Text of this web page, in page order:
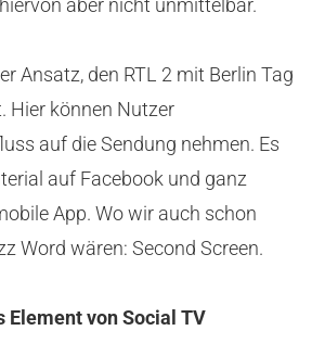
aber nicht unmittelbar.
Ansatz, den RTL 2 mit Berlin Tag
Hier können Nutzer
auf die Sendung nehmen. Es
auf Facebook und ganz
App. Wo wir auch schon
Word wären: Second Screen.
Element von Social TV